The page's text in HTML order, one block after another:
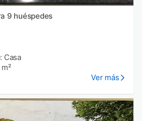
9 huéspedes
Casa
Ver más